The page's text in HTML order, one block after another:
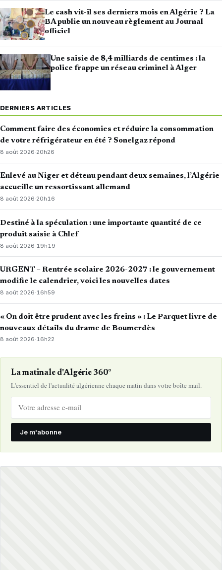
Le cash vit-il ses derniers mois en Algérie ? La
BA publie un nouveau règlement au Journal
officiel
Une saisie de 8,4 milliards de centimes : la
police frappe un réseau criminel à Alger
DERNIERS ARTICLES
Comment faire des économies et réduire la consommation
de votre réfrigérateur en été ? Sonelgaz répond
8 août 2026·20h26
Enlevé au Niger et détenu pendant deux semaines, l’Algérie
accueille un ressortissant allemand
8 août 2026·20h16
Destiné à la spéculation : une importante quantité de ce
produit saisie à Chlef
8 août 2026· 19h19
URGENT – Rentrée scolaire 2026-2027 : le gouvernement
modifie le calendrier, voici les nouvelles dates
8 août 2026·16h59
« On doit être prudent avec les freins » : Le Parquet livre de
nouveaux détails du drame de Boumerdès
8 août 2026·16h22
La matinale d'Algérie 360°
L'essentiel de l'actualité algérienne chaque matin dans votre boîte mail.
Je m'abonne